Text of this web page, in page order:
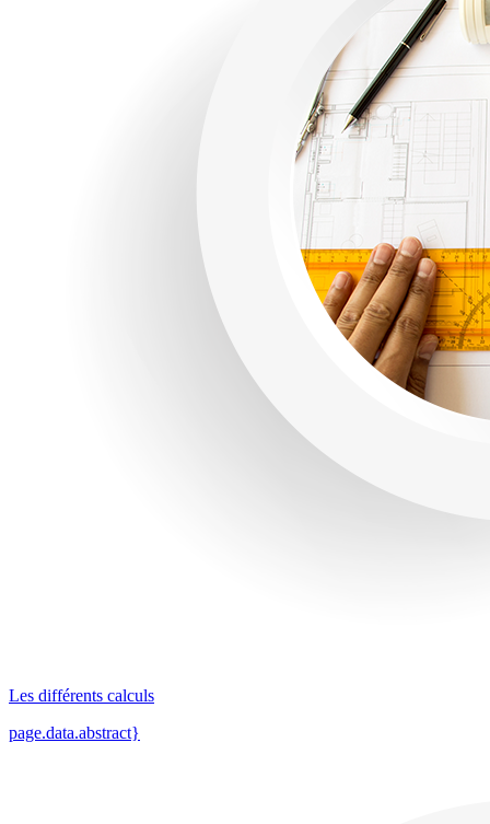
Les différents calculs
page.data.abstract}